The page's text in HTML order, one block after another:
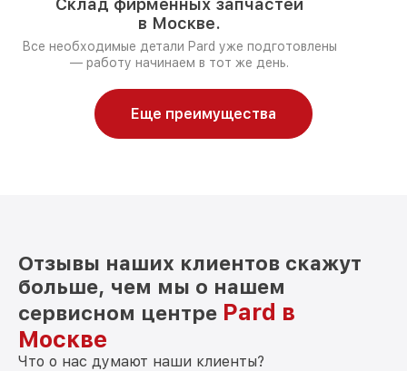
Склад фирменных запчастей
в Москве.
Все необходимые детали Pard уже подготовлены
— работу начинаем в тот же день.
Еще преимущества
Отзывы наших клиентов скажут
больше, чем мы о нашем
сервисном центре Pard в
Москве
Что о нас думают наши клиенты?